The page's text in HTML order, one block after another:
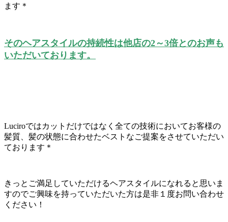
ます＊
そのヘアスタイルの持続性は他店の2～3倍とのお声も
いただいております。
Luciroではカットだけではなく全ての技術においてお客様の
髪質、髪の状態に合わせたベストなご提案をさせていただい
ております＊
きっとご満足していただけるヘアスタイルになれると思いま
すのでご興味を持っていただいた方は是非１度お問い合わせ
ください！